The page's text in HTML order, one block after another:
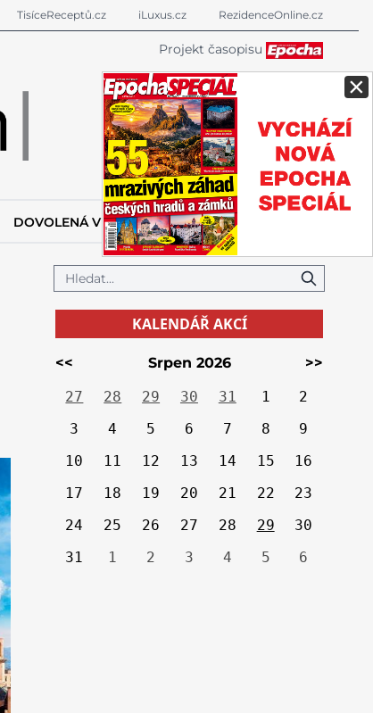
×
TisíceReceptů.cz iLuxus.cz RezidenceOnline.cz
Projekt časopisu
DOVOLENÁ V ZAHRANIČÍ KALENDÁŘ AKCÍ
KALENDÁŘ AKCÍ
<< Srpen 2026
>>
27
28 29 30 31 1
2
3
4 5 6 7 8
9
10
11 12 13 14 15
16
17
18 19 20 21 22
23
24
25 26 27 28 29
30
31
1 2 3 4 5 6